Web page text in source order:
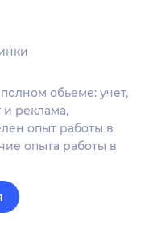
обьеме: учет,
и реклама,
опыт работы в
опыта работы в